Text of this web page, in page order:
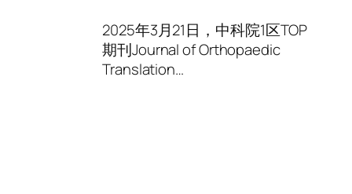
2025年3月21日，中科院1区TOP
期刊Journal of Orthopaedic
Translation…